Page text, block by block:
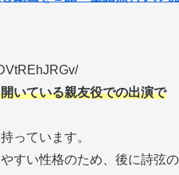
いている親友役での出演で
っています。
すい性格のため、後に詩弦の